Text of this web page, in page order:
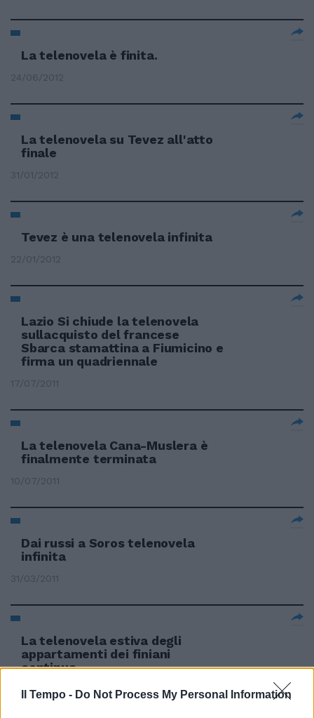
Il Tempo - Do Not Process My Personal Information
La telenovela è finita.
24/06/2012
La telenovela su Tevez all'atto
finale
31/01/2012
Tevez è una telenovela infinita
22/01/2012
Lazio Si chiude la telenovela
sullacquisto del francese
Sbarca stamattina a Fiumicino e
firma un quadriennale
17/07/2011
La telenovela Cana-Muslera è
finalmente terminata
10/07/2011
Dai russi a Soros telenovela
infinita
31/03/2011
La telenovela estiva degli
appartamenti dei finiani
continua.
29/08/2010